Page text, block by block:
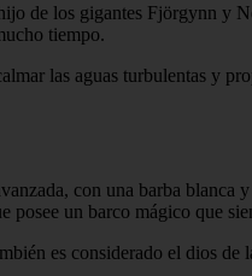
de los gigantes Fjörgynn y
tiempo.
las aguas turbulentas y
con una barba
posee un barco mágico que
es considerado el dios